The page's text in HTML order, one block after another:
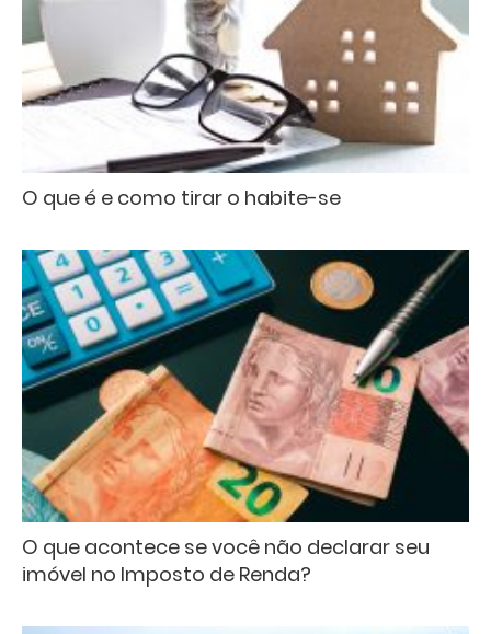
O que é e como tirar o habite-se
O que acontece se você não declarar seu
imóvel no Imposto de Renda?